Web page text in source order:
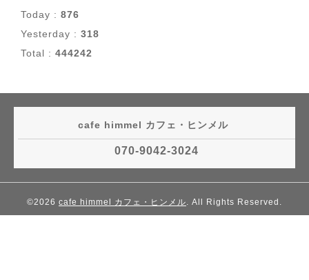
Today : 876
Yesterday : 318
Total : 444242
cafe himmel カフェ・ヒンメル
070-9042-3024
©2026 cafe himmel カフェ・ヒンメル. All Rights Reserved.